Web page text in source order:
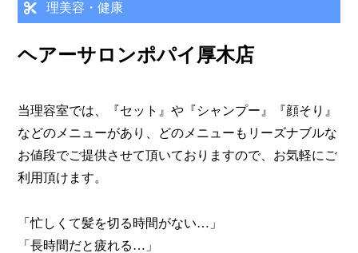
理美容・健康
ヘアーサロンポパイ厚木店
当理容室では、『セット』や『シャンプー』『顔そり』
などのメニューがあり、どのメニューもリーズナブルな
お値段でご提供させて頂いておりますので、お気軽にご
利用頂けます。
「忙しくて髪を切る時間がない…」
「長時間だと疲れる…」